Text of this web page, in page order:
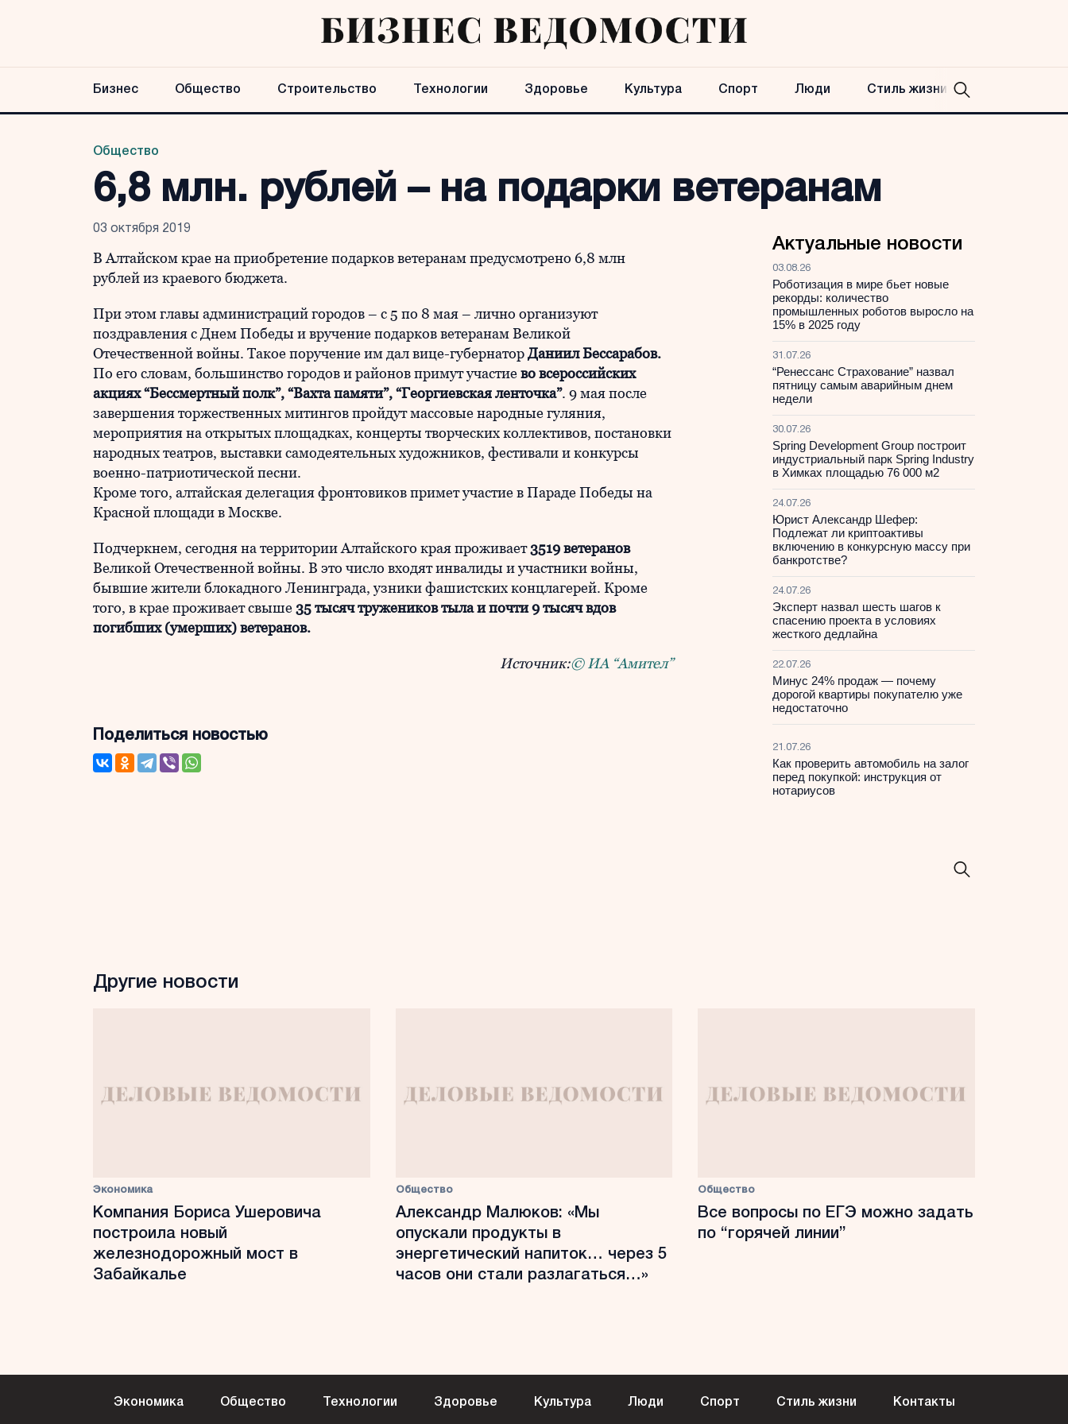
Бизнес Общество Строительство Технологии Здоровье Культура Спорт Люди Стиль жизни
Общество
6,8 млн. рублей – на подарки ветеранам
03 октября 2019
В Алтайском крае на приобретение подарков ветеранам предусмотрено 6,8 млн
рублей из краевого бюджета.
При этом главы администраций городов – с 5 по 8 мая – лично организуют
поздравления с Днем Победы и вручение подарков ветеранам Великой
Отечественной войны. Такое поручение им дал вице-губернаторДаниил Бессарабов.
По его словам, большинство городов и районов примут участиево всероссийских
акциях “Бессмертный полк”, “Вахта памяти”, “Георгиевская ленточка”. 9 мая после
завершения торжественных митингов пройдут массовые народные гуляния,
мероприятия на открытых площадках, концерты творческих коллективов, постановки
народных театров, выставки самодеятельных художников, фестивали и конкурсы
военно-патриотической песни.
Кроме того, алтайская делегация фронтовиков примет участие в Параде Победы на
Красной площади в Москве.
Подчеркнем, сегодня на территории Алтайского края проживает3519 ветеранов
Великой Отечественной войны. В это число входят инвалиды и участники войны,
бывшие жители блокадного Ленинграда, узники фашистских концлагерей. Кроме
того, в крае проживает свыше 35 тысяч тружеников тыла и почти 9 тысяч вдов
погибших (умерших) ветеранов.
Источник:© ИА “Амител”
Поделиться новостью
Актуальные новости
03.08.26
Роботизация в мире бьет новые
рекорды: количество
промышленных роботов выросло на
15% в 2025 году
31.07.26
“Ренессанс Страхование” назвал
пятницу самым аварийным днем
недели
30.07.26
Spring Development Group построит
индустриальный парк Spring Industry
в Химках площадью 76 000 м2
24.07.26
Юрист Александр Шефер:
Подлежат ли криптоактивы
включению в конкурсную массу при
банкротстве?
24.07.26
Эксперт назвал шесть шагов к
спасению проекта в условиях
жесткого дедлайна
22.07.26
Минус 24% продаж — почему
дорогой квартиры покупателю уже
недостаточно
21.07.26
Как проверить автомобиль на залог
перед покупкой: инструкция от
нотариусов
Другие новости
Экономика
Компания Бориса Ушеровича
построила новый
железнодорожный мост в
Забайкалье
Общество
Александр Малюков: «Мы
опускали продукты в
энергетический напиток… через 5
часов они стали разлагаться…»
Общество
Все вопросы по ЕГЭ можно задать
по “горячей линии”
Экономика Общество Технологии Здоровье Культура Люди Спорт Стиль жизни Контакты